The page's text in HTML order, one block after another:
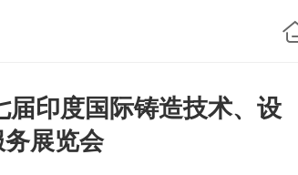
届印度国际铸造技术、设
展览会